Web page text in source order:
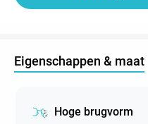
Eigenschappen & maat
Hoge brugvorm